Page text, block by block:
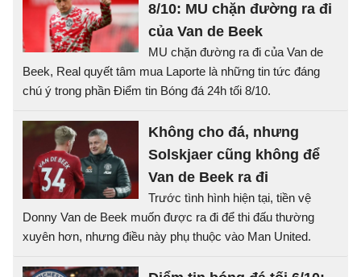
8/10: MU chặn đường ra đi
của Van de Beek
MU chặn đường ra đi của Van de
Beek, Real quyết tâm mua Laporte là những tin tức đáng
chú ý trong phần Điểm tin Bóng đá 24h tối 8/10.
Không cho đá, nhưng
Solskjaer cũng không để
Van de Beek ra đi
Trước tình hình hiện tại, tiền vệ
Donny Van de Beek muốn được ra đi để thi đấu thường
xuyên hơn, nhưng điều này phụ thuộc vào Man United.